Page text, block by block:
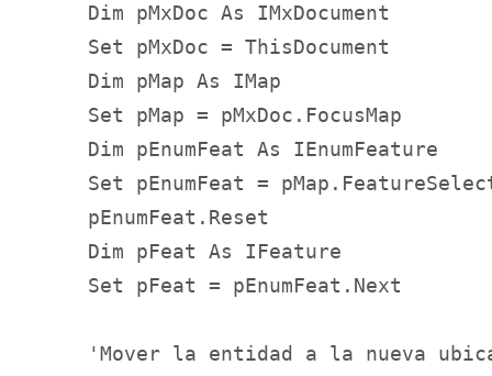
    Dim pMxDoc As IMxDocument
    Set pMxDoc = ThisDocument
    Dim pMap As IMap
    Set pMap = pMxDoc.FocusMap
    Dim pEnumFeat As IEnumFeature
Set pEnumFeat =
    pEnumFeat.Reset
    Dim pFeat As IFeature
    Set pFeat = pEnumFeat.Next
'Mover la entidad a la nueva